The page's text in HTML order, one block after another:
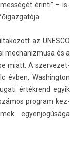
érinti” – is­
az UN­ES­CO
mech­aniz­musa és a
miatt. A szer­vezet­
évben, Was­hington
értékrend egyik
pro­gram kez­
egyen­jogúsága